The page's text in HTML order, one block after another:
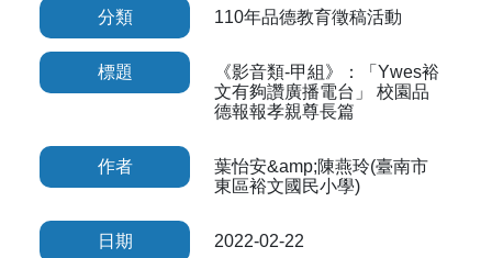
分類 110年品德教育徵稿活動
標題
《影音類-甲組》：「Ywes裕
文有夠讚廣播電台」 校園品
德報報孝親尊長篇
作者
葉怡安&amp;陳燕玲(臺南市
東區裕文國民小學)
日期 2022-02-22